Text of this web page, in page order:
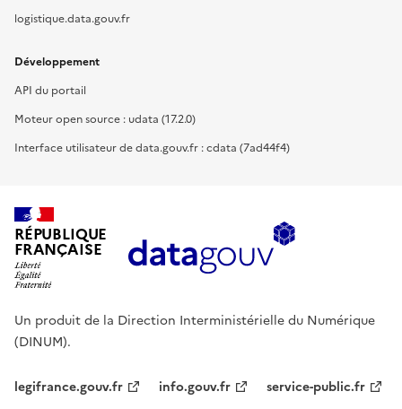
logistique.data.gouv.fr
Développement
API du portail
Moteur open source : udata (17.2.0)
Interface utilisateur de data.gouv.fr : cdata (7ad44f4)
RÉPUBLIQUE
FRANÇAISE
Un produit de la Direction Interministérielle du Numérique
(DINUM).
legifrance.gouv.fr info.gouv.fr service-public.fr